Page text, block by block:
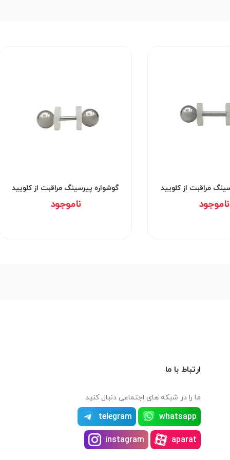
پیرسینگ مراقبت از کلویید
گوشواره پیرسینگ مراقبت
ارتباط با ما
ما را در شبکه های اجتماعی دنبال کنید
whatsapp
telegram
aparat
instagram